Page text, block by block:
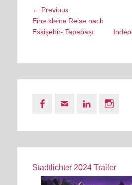
Post
navigation
← PreviousPrevious
post:
Eine kleine Reise nach
Eskişehir- Tepebaşı
Facebook
Email LinkedIn
Stadtlichter 2024 Trailer